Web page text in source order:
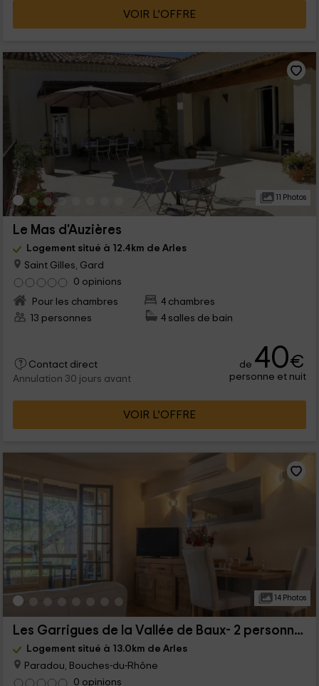
VOIR L’OFFRE
11 Photos
Le Mas d'Auzières
Logement situé à 12.4km de Arles
Saint Gilles, Gard
0 opinions
Pour les chambres
4 chambres
13 personnes
4 salles de bain
Contact direct
Annulation 30 jours avant
de 40€
personne et nuit
VOIR L’OFFRE
14 Photos
Les Garrigues de la Vallée de Baux- 2 personnes
Logement situé à 13.0km de Arles
Paradou, Bouches-du-Rhône
0 opinions